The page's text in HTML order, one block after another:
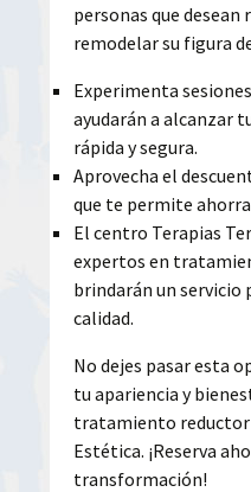
personas que desean
remodelar su figura
Experimenta
ayudarán a alcanzar
rápida y segura.
Aprovecha el
que te permite
El centro Terapias
expertos en
brindarán un servicio
calidad.
No dejes pasar esta
tu apariencia y
tratamiento reductor
Estética. ¡Reserva
transformación!